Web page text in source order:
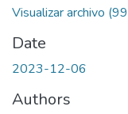
Visualizar archivo
Date
2023-12-06
Authors